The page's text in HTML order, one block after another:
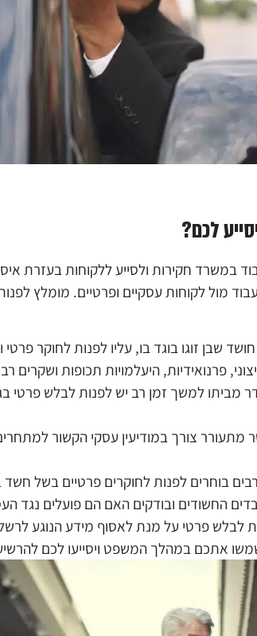
לכם?
במשרד חקירות ולסייע ללקוחות בעזרת
מול לקוחות עסקיים ופרטיים. מומלץ
שבן זוגו בוגד בו, עליו לפנות לחוקר
פרנואידיות, היעלמויות תכופות ושקרים
מביתו למשך זמן רב יש לפנות לבלש פרטי
מתעורר צורך במודיעין עסקי הקשור
בוחרים לפנות לחוקרים פרטיים בשל
החשודים ובודקים האם הם פועלים נגד
לבלש פרטי על מנת לאסוף מידע הנוגע
אתכם במהלך המשפט ויסייעו לכם